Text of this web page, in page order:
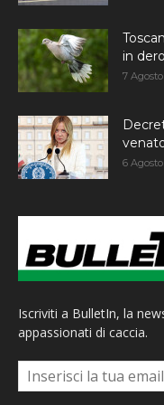
in
7
6
Iscriviti a BulletIn, la
appassionati di caccia.